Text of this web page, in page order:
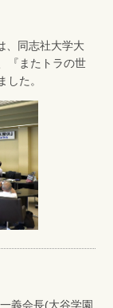
、同志社大学大
『またトラの世
た。
義会長(大谷学園